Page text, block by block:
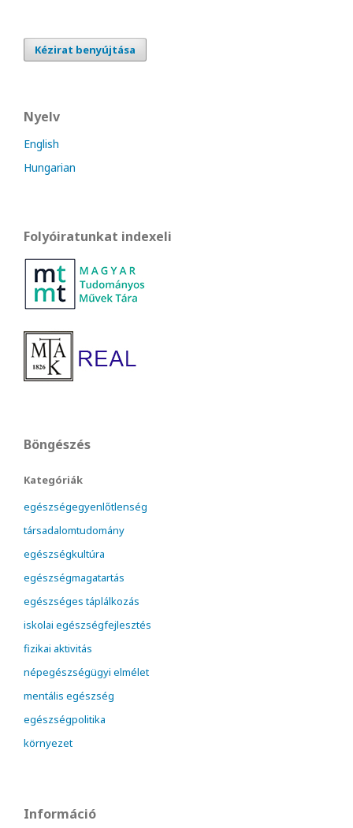
Kézirat benyújtása
Nyelv
English
Hungarian
Folyóiratunkat indexeli
Böngészés
Kategóriák
egészségegyenlőtlenség
társadalomtudomány
egészségkultúra
egészségmagatartás
egészséges táplálkozás
iskolai egészségfejlesztés
fizikai aktivitás
népegészségügyi elmélet
mentális egészség
egészségpolitika
környezet
Információ